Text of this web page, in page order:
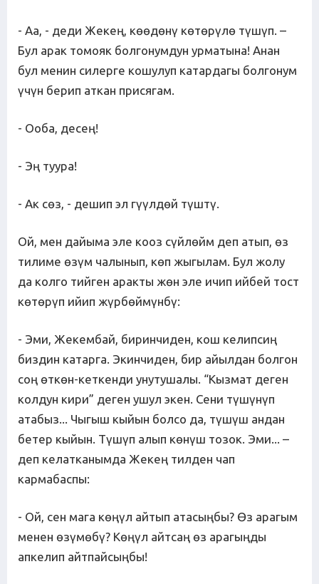
- Аа, - деди Жекең, көөдөнү көтөрүлө түшүп. –
Бул арак томояк болгонумдун урматына! Анан
бул менин силерге кошулуп катардагы болгонум
үчүн берип аткан присягам.
- Ооба, десең!
- Эң туура!
- Ак сөз, - дешип эл гүүлдөй түштү.
Ой, мен дайыма эле кооз сүйлөйм деп атып, өз
тилиме өзүм чалынып, көп жыгылам. Бул жолу
да колго тийген аракты жөн эле ичип ийбей тост
көтөрүп ийип жүрбөймүнбү:
- Эми, Жекембай, биринчиден, кош келипсиң
биздин катарга. Экинчиден, бир айылдан болгон
соң өткөн-кеткенди унутушалы. “Кызмат деген
колдун кири” деген ушул экен. Сени түшүнүп
атабыз... Чыгыш кыйын болсо да, түшүш андан
бетер кыйын. Түшүп алып көнүш тозок. Эми... –
деп келатканымда Жекең тилден чап
кармабаспы:
- Ой, сен мага көңүл айтып атасыңбы? Өз арагым
менен өзүмөбү? Көңүл айтсаң өз арагыңды
апкелип айтпайсыңбы!